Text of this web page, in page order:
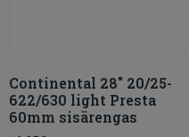
Continental 28″ 20/25-
622/630 light Presta
60mm sisärengas